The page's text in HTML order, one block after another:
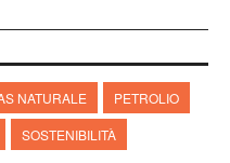
NATURALE
PETROLIO
SOSTENIBILITÀ